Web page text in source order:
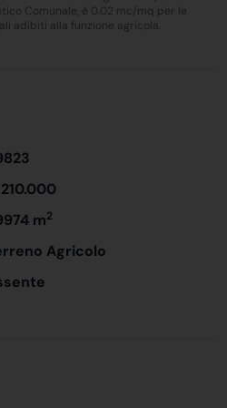
Comunale, è 0.02 mc/mq per le
adibiti alla funzione agricola.
m2
Agricolo